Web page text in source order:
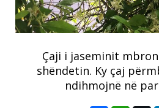
Çaji i jaseminit
shëndetin. Ky çaj
ndihmojnë në